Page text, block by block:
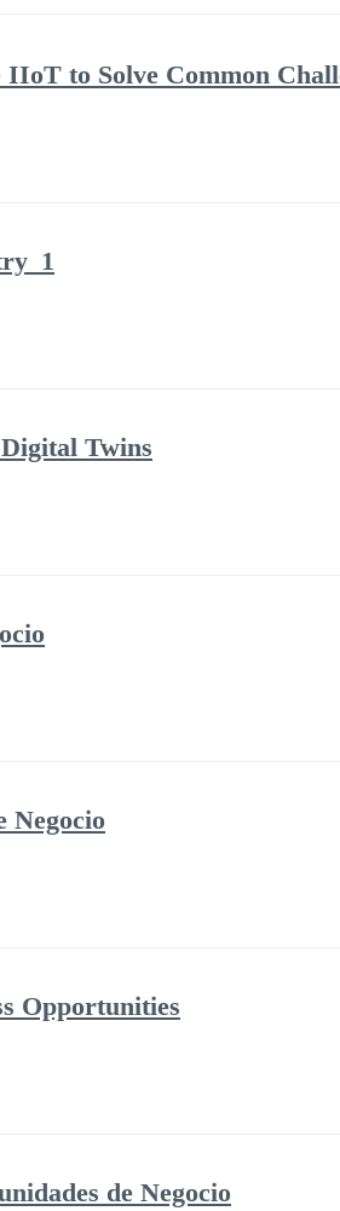
to Solve Common
Twins
Negocio
Opportunities
de Negocio